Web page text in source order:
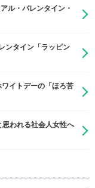
ル・バレンタイン・
ンタイン「ラッピン
イトデーの「ほろ苦
われる社会人女性へ